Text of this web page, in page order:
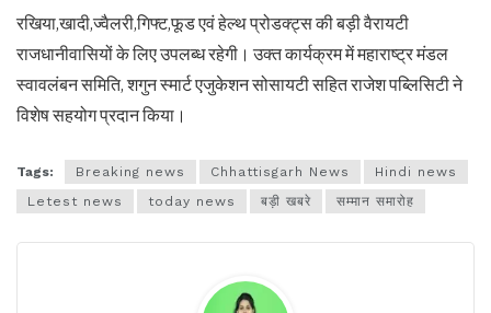
रखिया,खादी,ज्वैलरी,गिफ्ट,फूड एवं हेल्थ प्रोडक्ट्स की बड़ी वैरायटी
राजधानीवासियों के लिए उपलब्ध रहेगी। उक्त कार्यक्रम में महाराष्ट्र मंडल
स्वावलंबन समिति, शगुन स्मार्ट एजुकेशन सोसायटी सहित राजेश पब्लिसिटी ने
विशेष सहयोग प्रदान किया।
Tags: Breaking news Chhattisgarh News
Hindi news
Letest news
today news बड़ी खबरे सम्मान समारोह